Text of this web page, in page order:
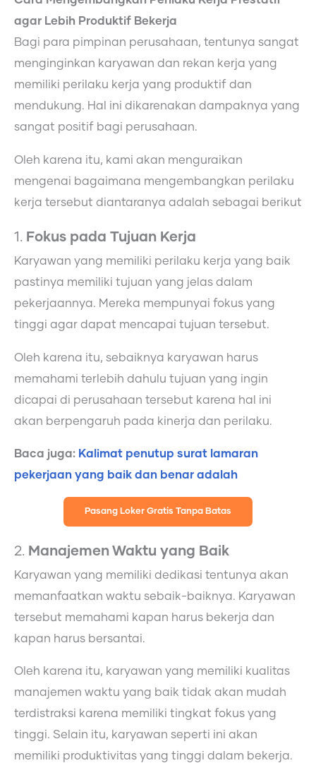
agar Lebih Produktif Bekerja
Bagi para pimpinan perusahaan, tentunya sangat
menginginkan karyawan dan rekan kerja yang
memiliki perilaku kerja yang produktif dan
mendukung. Hal ini dikarenakan dampaknya yang
sangat positif bagi perusahaan.
Oleh karena itu, kami akan menguraikan
mengenai bagaimana mengembangkan perilaku
kerja tersebut diantaranya adalah sebagai berikut
1. Fokus pada Tujuan Kerja
Karyawan yang memiliki perilaku kerja yang baik
pastinya memiliki tujuan yang jelas dalam
pekerjaannya. Mereka mempunyai fokus yang
tinggi agar dapat mencapai tujuan tersebut.
Oleh karena itu, sebaiknya karyawan harus
memahami terlebih dahulu tujuan yang ingin
dicapai di perusahaan tersebut karena hal ini
akan berpengaruh pada kinerja dan perilaku.
Baca juga: Kalimat penutup surat lamaran
pekerjaan yang baik dan benar adalah
Pasang Loker Gratis Tanpa Batas
2. Manajemen Waktu yang Baik
Karyawan yang memiliki dedikasi tentunya akan
memanfaatkan waktu sebaik-baiknya. Karyawan
tersebut memahami kapan harus bekerja dan
kapan harus bersantai.
Oleh karena itu, karyawan yang memiliki kualitas
manajemen waktu yang baik tidak akan mudah
terdistraksi karena memiliki tingkat fokus yang
tinggi. Selain itu, karyawan seperti ini akan
memiliki produktivitas yang tinggi dalam bekerja.